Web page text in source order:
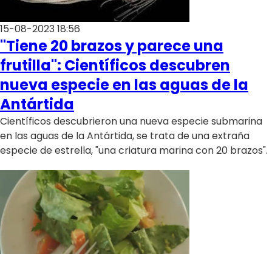
15-08-2023 18:56
"Tiene 20 brazos y parece una
frutilla": Científicos descubren
nueva especie en las aguas de la
Antártida
Científicos descubrieron una nueva especie submarina
en las aguas de la Antártida, se trata de una extraña
especie de estrella, "una criatura marina con 20 brazos".